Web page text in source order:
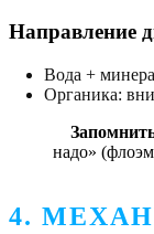
Направление
Вода +
Органика:
надо»
4.